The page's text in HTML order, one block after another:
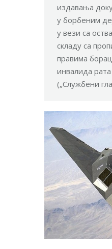
издавања
у борбеним
у вези са
складу са
правима
инвалида
(„Службени